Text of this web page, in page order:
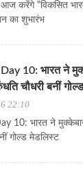
आज करेंगे "विकसित
का शुभारंभ
10: भारत ने
चौधरी बनीं
22:10
10: भारत ने
गोल्ड मेडलिस्ट